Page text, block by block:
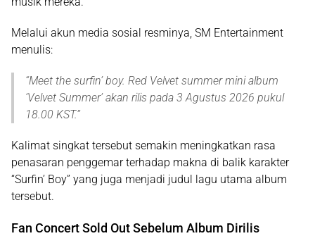
Melalui akun media sosial resminya, SM Entertainment
menulis:
“Meet the surfin’ boy. Red Velvet summer mini album
‘Velvet Summer’ akan rilis pada 3 Agustus 2026 pukul
18.00 KST.”
Kalimat singkat tersebut semakin meningkatkan rasa
penasaran penggemar terhadap makna di balik karakter
“Surfin’ Boy” yang juga menjadi judul lagu utama album
tersebut.
Fan Concert Sold Out Sebelum Album Dirilis